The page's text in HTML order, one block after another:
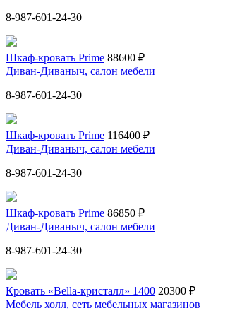
8-987-601-24-30
Шкаф-кровать Prime 88600 ₽
Диван-Диваныч, салон мебели
8-987-601-24-30
Шкаф-кровать Prime 116400 ₽
Диван-Диваныч, салон мебели
8-987-601-24-30
Шкаф-кровать Prime 86850 ₽
Диван-Диваныч, салон мебели
8-987-601-24-30
Кровать «Bella-кристалл» 1400 20300 ₽
Мебель холл, сеть мебельных магазинов